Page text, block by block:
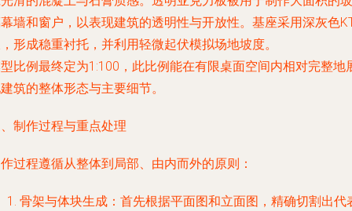
墙和窗户，以表现建筑的透明性与开放性。基座采用深灰色
形成稳重衬托，并利用轻微起伏模拟场地坡度。
比例最终定为1:100，此比例能在有限桌面空间内相对完整地
筑的整体形态与主要细节。
制作过程与重点处理
过程遵循从整体到局部、由内而外的原则：
骨架与体块生成 ：首先根据平面图和立面图，精确切割出代